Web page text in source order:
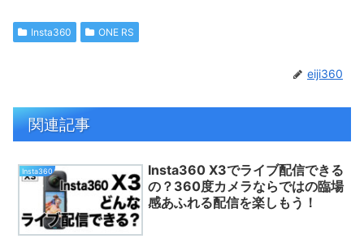
Insta360 ONE RS
eiji360
関連記事
Insta360
Insta360 X3でライブ配信できる
の？360度カメラならではの臨場
感あふれる配信を楽しもう！